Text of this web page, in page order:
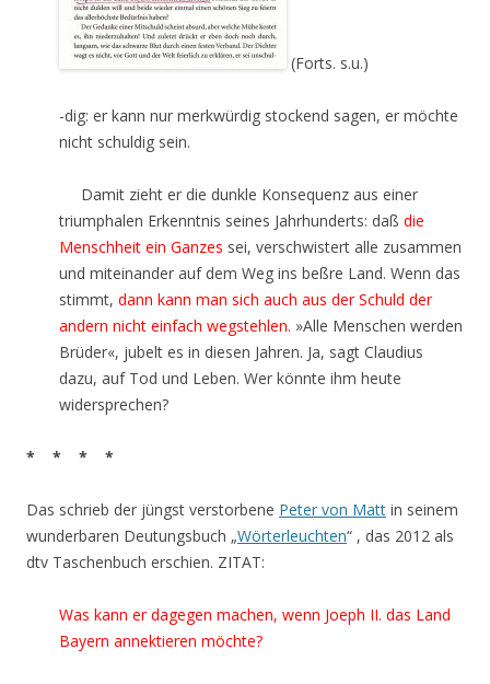
(Forts. s.u.)
-dig: er kann nur merkwürdig stockend sagen, er möchte
nicht schuldig sein.
Damit zieht er die dunkle Konsequenz aus einer
triumphalen Erkenntnis seines Jahrhunderts: daß die
Menschheit ein Ganzes sei, verschwistert alle zusammen
und miteinander auf dem Weg ins beßre Land. Wenn das
stimmt, dann kann man sich auch aus der Schuld der
andern nicht einfach wegstehlen. »Alle Menschen werden
Brüder«, jubelt es in diesen Jahren. Ja, sagt Claudius
dazu, auf Tod und Leben. Wer könnte ihm heute
widersprechen?
* * * *
Das schrieb der jüngst verstorbene Peter von Matt in seinem
wunderbaren Deutungsbuch „Wörterleuchten“ , das 2012 als
dtv Taschenbuch erschien. ZITAT:
Was kann er dagegen machen, wenn Joeph II. das Land
Bayern annektieren möchte?